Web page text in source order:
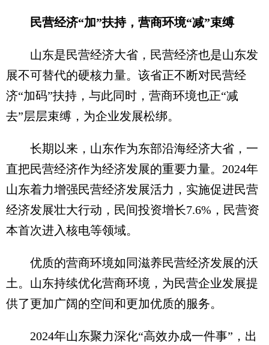
民营经济“加”扶持，营商环境“减”束缚
山东是民营经济大省，民营经济也是山东发
展不可替代的硬核力量。该省正不断对民营经
济“加码”扶持，与此同时，营商环境也正“减
去”层层束缚，为企业发展松绑。
长期以来，山东作为东部沿海经济大省，一
直把民营经济作为经济发展的重要力量。2024年
山东着力增强民营经济发展活力，实施促进民营
经济发展壮大行动，民间投资增长7.6%，民营资
本首次进入核电等领域。
优质的营商环境如同滋养民营经济发展的沃
土。山东持续优化营商环境，为民营企业发展提
供了更加广阔的空间和更加优质的服务。
2024年山东聚力深化“高效办成一件事”，出